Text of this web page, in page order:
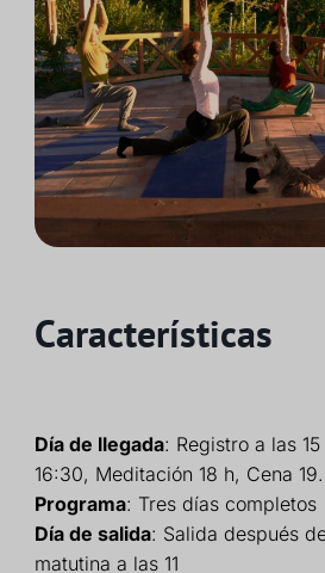
Características
Día de llegada: Registro a las
16:30, Meditación 18 h, Cena
Programa: Tres días completos
Día de salida: Salida después
matutina a las 11